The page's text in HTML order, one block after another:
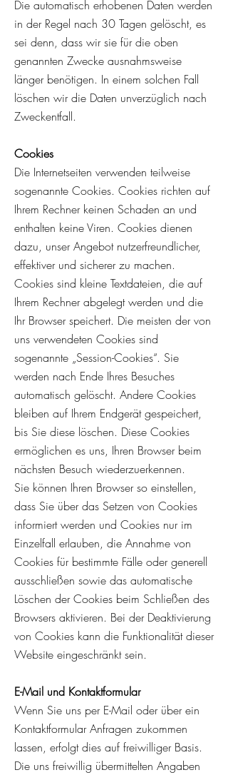
Die automatisch erhobenen Daten werden
in der Regel nach 30 Tagen gelöscht, es
sei denn, dass wir sie für die oben
genannten Zwecke ausnahmsweise
länger benötigen. In einem solchen Fall
löschen wir die Daten unverzüglich nach
Zweckentfall.
Cookies
Die Internetseiten verwenden teilweise
sogenannte Cookies. Cookies richten auf
Ihrem Rechner keinen Schaden an und
enthalten keine Viren. Cookies dienen
dazu, unser Angebot nutzerfreundlicher,
effektiver und sicherer zu machen.
Cookies sind kleine Textdateien, die auf
Ihrem Rechner abgelegt werden und die
Ihr Browser speichert. Die meisten der von
uns verwendeten Cookies sind
sogenannte „Session-Cookies“. Sie
werden nach Ende Ihres Besuches
automatisch gelöscht. Andere Cookies
bleiben auf Ihrem Endgerät gespeichert,
bis Sie diese löschen. Diese Cookies
ermöglichen es uns, Ihren Browser beim
nächsten Besuch wiederzuerkennen.
Sie können Ihren Browser so einstellen,
dass Sie über das Setzen von Cookies
informiert werden und Cookies nur im
Einzelfall erlauben, die Annahme von
Cookies für bestimmte Fälle oder generell
ausschließen sowie das automatische
Löschen der Cookies beim Schließen des
Browsers aktivieren. Bei der Deaktivierung
von Cookies kann die Funktionalität dieser
Website eingeschränkt sein.
E-Mail und Kontaktformular
Wenn Sie uns per E-Mail oder über ein
Kontaktformular Anfragen zukommen
lassen, erfolgt dies auf freiwilliger Basis.
Die uns freiwillig übermittelten Angaben